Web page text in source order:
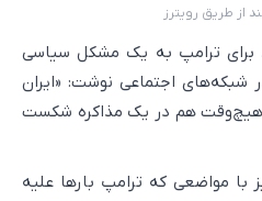
از طریق رویترز
برای ترامپ به یک مشکل سیاسی
شود. او در سال ۲۰۲۰ در شبکه‌های اجتماعی نوشت: «ایران
هیچ‌وقت هم در یک مذاکره شکست
با مواضعی که ترامپ بارها علیه